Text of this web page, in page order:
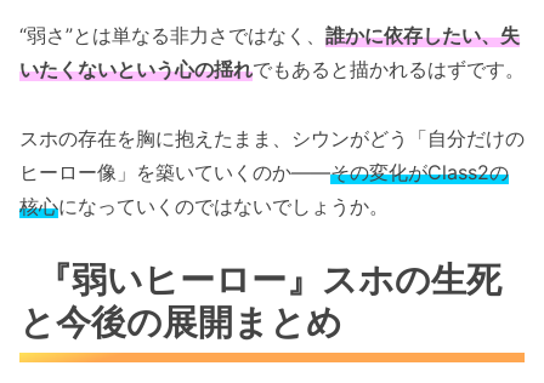
“弱さ”とは単なる非力さではなく、 誰かに依存したい、失
いたくないという心の揺れでもあると描かれるはずです。
スホの存在を胸に抱えたまま、シウンがどう「自分だけの
ヒーロー像」を築いていくのか――その変化がClass2の
核心になっていくのではないでしょうか。
『弱いヒーロー』スホの生死
と今後の展開まとめ